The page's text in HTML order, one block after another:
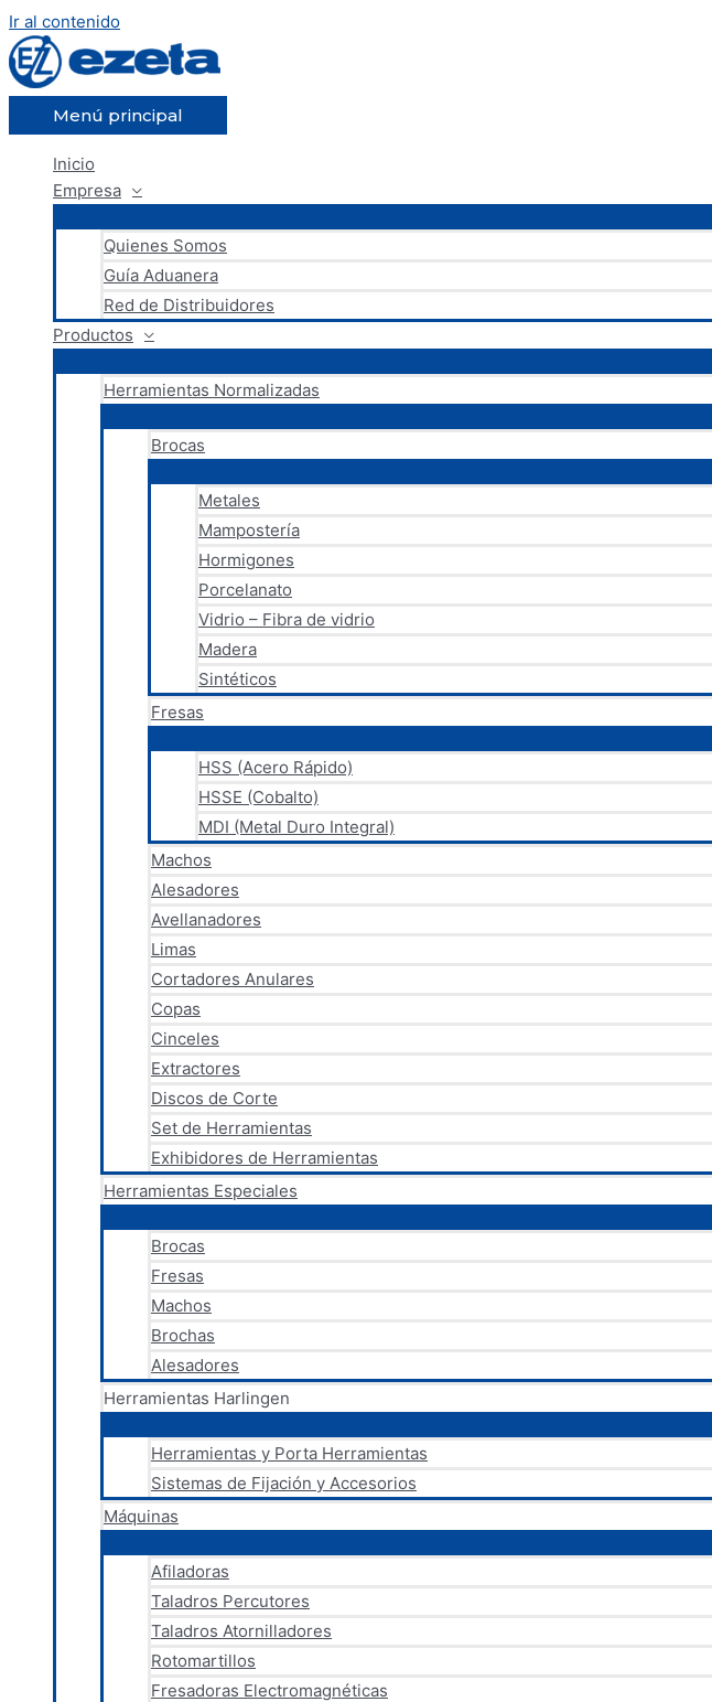
Ir al contenido
Menú principal
Inicio
Empresa
Quienes Somos
Guía Aduanera
Red de Distribuidores
Productos
Herramientas Normalizadas
Brocas
Metales
Mampostería
Hormigones
Porcelanato
Vidrio – Fibra de vidrio
Madera
Sintéticos
Fresas
HSS (Acero Rápido)
HSSE (Cobalto)
MDI (Metal Duro Integral)
Machos
Alesadores
Avellanadores
Limas
Cortadores Anulares
Copas
Cinceles
Extractores
Discos de Corte
Set de Herramientas
Exhibidores de Herramientas
Herramientas Especiales
Brocas
Fresas
Machos
Brochas
Alesadores
Herramientas Harlingen
Herramientas y Porta Herramientas
Sistemas de Fijación y Accesorios
Máquinas
Afiladoras
Taladros Percutores
Taladros Atornilladores
Rotomartillos
Fresadoras Electromagnéticas